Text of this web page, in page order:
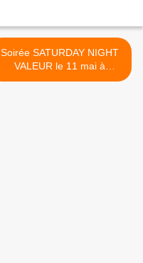
Soirée SATURDAY NIGHT
VALEUR le 11 mai à
Toulouse : Concert